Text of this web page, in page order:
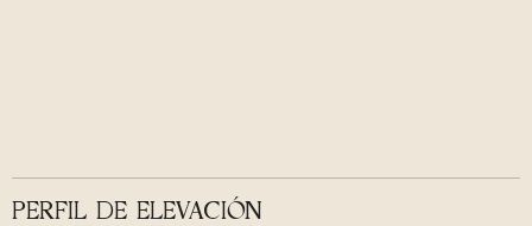
PERFIL DE ELEVACIÓN